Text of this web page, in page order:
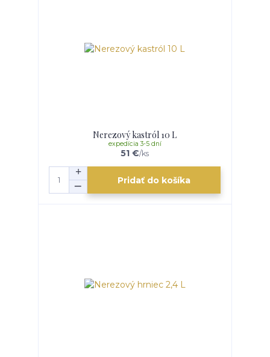
Nerezový kastról 10 L
51 €/ks
expedícia 3-5 dní
Pridať do košíka